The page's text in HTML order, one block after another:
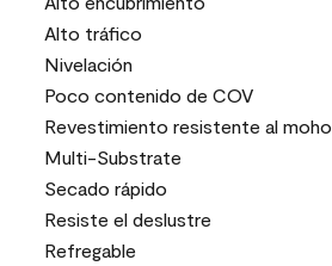
Alto tráfico
Nivelación
Poco contenido de COV
Revestimiento resistente al moho
Multi-Substrate
Secado rápido
Resiste el deslustre
Refregable